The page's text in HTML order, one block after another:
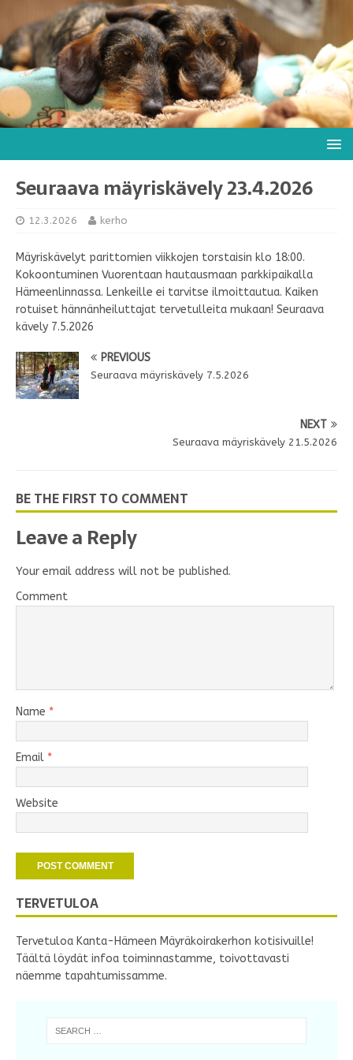
Seuraava mäyriskävely 23.4.2026
12.3.2026 kerho
Mäyriskävelyt parittomien viikkojen torstaisin klo 18:00.
Kokoontuminen Vuorentaan hautausmaan parkkipaikalla
Hämeenlinnassa. Lenkeille ei tarvitse ilmoittautua. Kaiken
rotuiset hännänheiluttajat tervetulleita mukaan! Seuraava
kävely 7.5.2026
PREVIOUS
Seuraava mäyriskävely 7.5.2026
NEXT
Seuraava mäyriskävely 21.5.2026
BE THE FIRST TO COMMENT
Leave a Reply
Your email address will not be published.
Comment
Name *
Email *
Website
TERVETULOA
Tervetuloa Kanta-Hämeen Mäyräkoirakerhon kotisivuille!
Täältä löydät infoa toiminnastamme, toivottavasti
näemme tapahtumissamme.